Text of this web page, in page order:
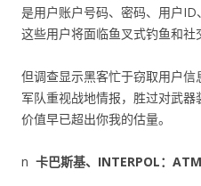
是用户账户号码、密码、用户ID
这些用户将面临鱼叉式钓鱼和社
但调查显示黑客忙于窃取用户
军队重视战地情报，胜过对武
价值早已超出你我的估量。
n 卡巴斯基、INTERPOL：ATM